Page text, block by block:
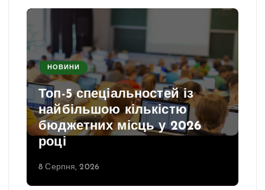
НОВИНИ
Топ-5 спеціальностей із
найбільшою кількістю
бюджетних місць у 2026
році
8 Серпня, 2026